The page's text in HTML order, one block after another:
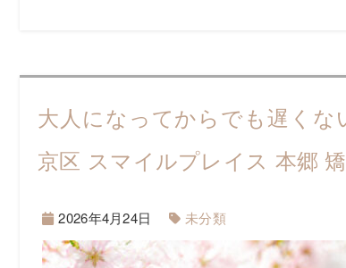
大人になってからでも遅くな
京区 スマイルプレイス 本郷
2026年4月24日
未分類